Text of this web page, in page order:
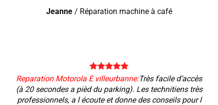
Jeanne / Réparation machine à café
Reparation Motorola E villeurbanne:Très facile d’accès
(à 20 secondes a pièd du parking). Les technitiens très
professionnels, a l écoute et donne des conseils pour l